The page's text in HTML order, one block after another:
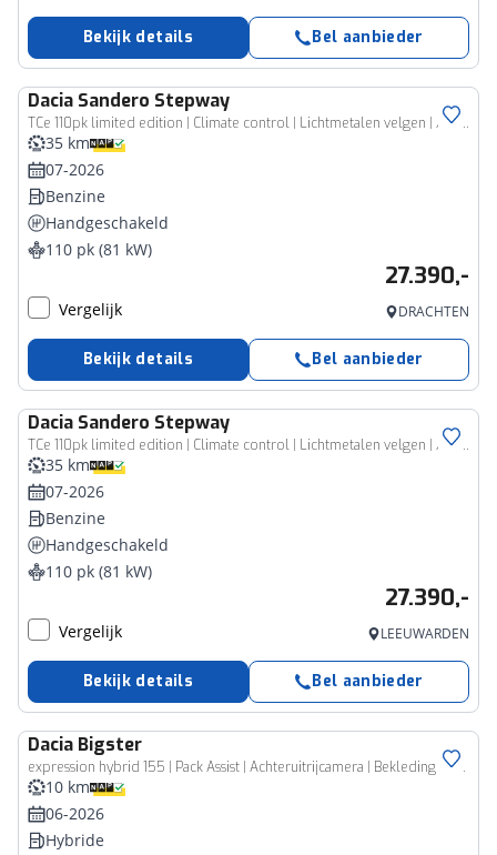
Bekijk details Bel aanbieder
Dacia Sandero Stepway
TCe 110pk limited edition | Climate control | Lichtmetalen velgen | Achteruitrijcamera |
35 km
07-2026
Benzine
Handgeschakeld
110 pk (81 kW)
27.390,-
Vergelijk DRACHTEN
Bekijk details Bel aanbieder
Dacia Sandero Stepway
TCe 110pk limited edition | Climate control | Lichtmetalen velgen | Achteruitrijcamera |
35 km
07-2026
Benzine
Handgeschakeld
110 pk (81 kW)
27.390,-
Vergelijk LEEUWARDEN
Bekijk details Bel aanbieder
Dacia Bigster
expression hybrid 155 | Pack Assist | Achteruitrijcamera | Bekleding ‘Expression’ | Cruise Control en snelheidsbegrenzer
10 km
06-2026
Hybride